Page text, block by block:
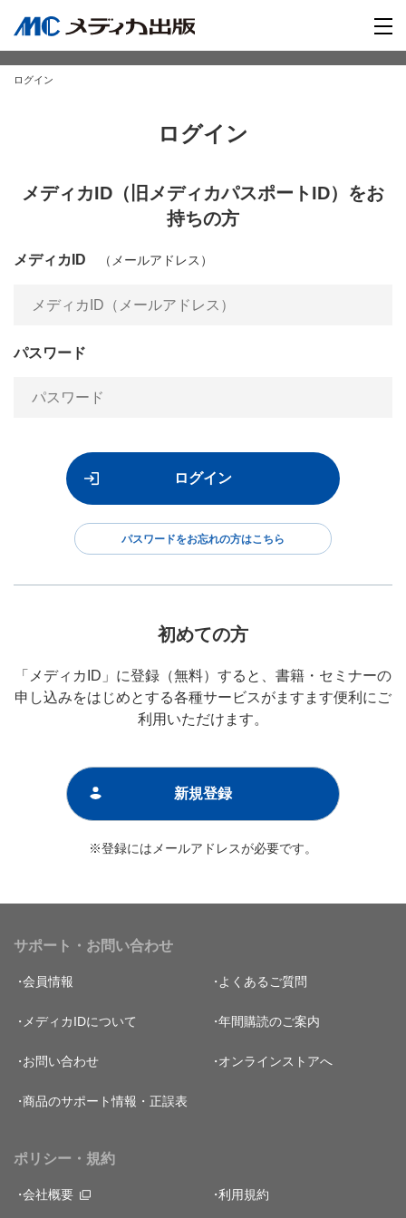
ログイン
ログイン
メディカID（旧メディカパスポートID）をお
持ちの方
メディカID （メールアドレス）
パスワード
パスワードをお忘れの方はこちら
初めての方
「メディカID」に登録（無料）すると、書籍・セミナーの
申し込みをはじめとする各種サービスがますます便利にご
利用いただけます。
新規登録
※登録にはメールアドレスが必要です。
サポート・お問い合わせ
会員情報 よくあるご質問
メディカIDについて 年間購読のご案内
お問い合わせ オンラインストアへ
商品のサポート情報・正誤表
ポリシー・規約
会社概要 利用規約